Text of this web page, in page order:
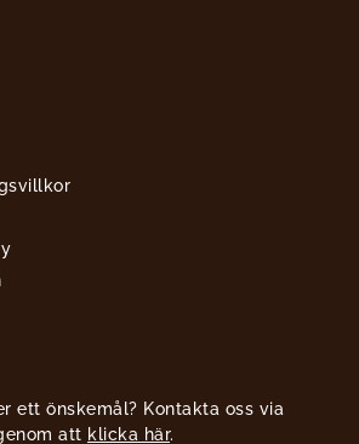
ett önskemål? Kontakta oss via
att klicka här.